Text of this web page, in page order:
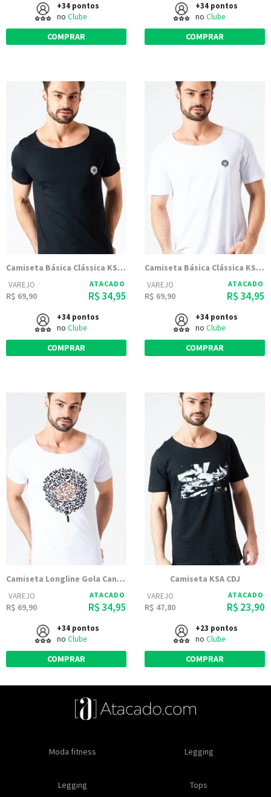
+34 pontos
no Clube
COMPRAR
+34 pontos
no Clube
COMPRAR
Camiseta Básica Clássica KSA Gola Canoa - Preta
VAREJO
R$ 69,90
ATACADO
R$ 34,95
+34 pontos
no Clube
COMPRAR
Camiseta Básica Clássica KSA Gola Canoa - Branca
VAREJO
R$ 69,90
ATACADO
R$ 34,95
+34 pontos
no Clube
COMPRAR
Camiseta Longline Gola Canoa Logo KSA Branca
VAREJO
R$ 69,90
ATACADO
R$ 34,95
+34 pontos
no Clube
COMPRAR
Camiseta KSA CDJ
VAREJO
R$ 47,80
ATACADO
R$ 23,90
+23 pontos
no Clube
COMPRAR
Especial natal Toda loja
Feminino Moda feminina
Masculino Moda masculino
Moda masculina Moda intima masculina
Moda fitness Legging
Legging Tops
Oleos e cremes Comestiveis
Kits Lançamentos